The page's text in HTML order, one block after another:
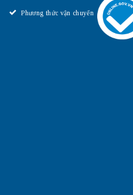
Phương thức vận chuyển